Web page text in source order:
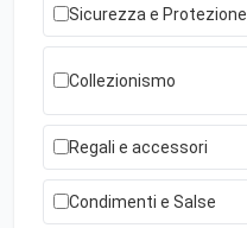
Sicurezza e Protezione
Collezionismo
Regali e accessori
Condimenti e Salse